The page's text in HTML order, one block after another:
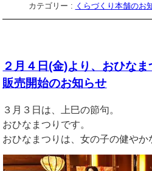
カテゴリー : くらづくり本舗のお
２月４日(金)より、おひなま
販売開始のお知らせ
３月３日は、上巳の節句。
おひなまつりです。
おひなまつりは、女の子の健やか